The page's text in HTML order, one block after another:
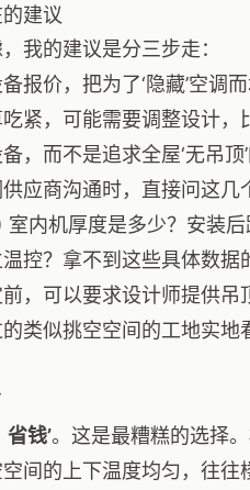
建议
我的建议是分三步走：
报价，把为了‘隐藏’空调
紧，可能需要调整设计
，而不是追求全屋‘无吊顶’
应商沟通时，直接问这
内机厚度是多少？安装
控？拿不到这些具体数据
，可以要求设计师提供
类似挑空空间的工地实
钱’。这是最糟糕的选择
间的上下温度均匀，往往